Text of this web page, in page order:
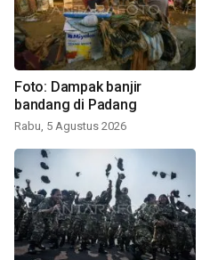
Foto: Dampak banjir
bandang di Padang
Rabu, 5 Agustus 2026